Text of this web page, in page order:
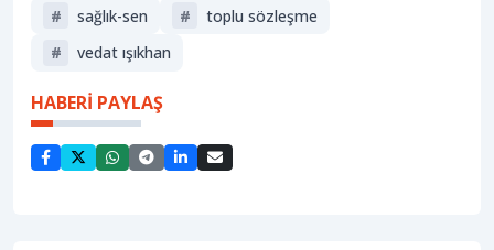
#
sağlık-sen #
toplu sözleşme
#
vedat ışıkhan
HABERİ PAYLAŞ